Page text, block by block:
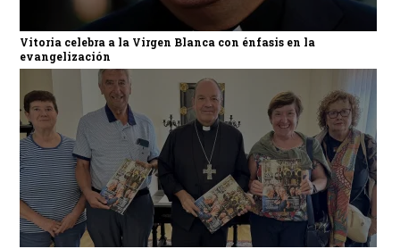
Vitoria celebra a la Virgen Blanca con énfasis en la
evangelización